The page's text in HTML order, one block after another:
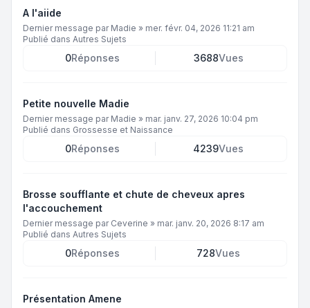
A l'aiide
Dernier message par Madie » mer. févr. 04, 2026 11:21 am
Publié dans Autres Sujets
0Réponses 3688Vues
Petite nouvelle Madie
Dernier message par Madie » mar. janv. 27, 2026 10:04 pm
Publié dans Grossesse et Naissance
0Réponses 4239Vues
Brosse soufflante et chute de cheveux apres
l'accouchement
Dernier message par Ceverine » mar. janv. 20, 2026 8:17 am
Publié dans Autres Sujets
0Réponses 728Vues
Présentation Amene